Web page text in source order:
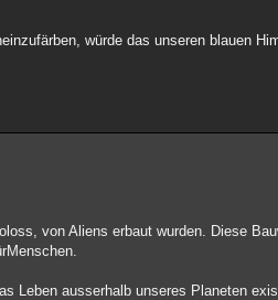
würde das unseren blauen
von Aliens erbaut wurden. Diese
Leben ausserhalb unseres Planeten